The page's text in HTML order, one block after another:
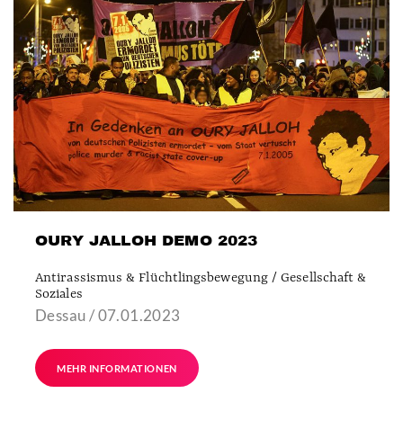
OURY JALLOH DEMO 2023
Antirassismus & Flüchtlingsbewegung / Gesellschaft &
Soziales
Dessau / 07.01.2023
MEHR INFORMATIONEN